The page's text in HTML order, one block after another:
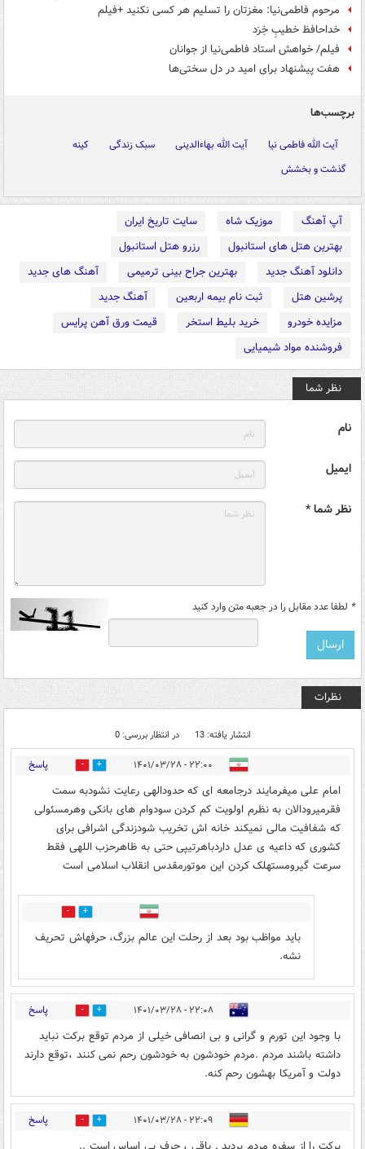
مرحوم فاطمی‌نیا: مغزتان را تسلیم هر کسی نکنید +فیلم
خداحافظ خطیبِ خِرَد
فیلم/ خواهش استاد فاطمی‌نیا از جوانان
هفت پیشنهاد برای امید در دل سختی‌ها
برچسب‌ها
آیت الله فاطمی نیا آیت الله بهاءالدینی سبک زندگی
کینه
گذشت و بخشش
آپ آهنگ موزیک شاه
سایت تاریخ ایران
بهترین هتل های استانبول
رزرو هتل استانبول
دانلود آهنگ جدید
بهترین جراح بینی ترمیمی
آهنگ های جدید
پرشین هتل
ثبت نام بیمه اربعین
آهنگ جدید
مزایده خودرو
خرید بلیط استخر
قیمت ورق آهن پرایس
فروشنده مواد شیمیایی
نظر شما
نام
ایمیل
نظر شما *
* لطفا عدد مقابل را در جعبه متن وارد کنید
نظرات
انتشار یافته: 13 در انتظار بررسی: 0
۲۲:۰۰ - ۱۴۰۱/۰۳/۲۸ 20 پاسخ
امام علی میفرمایند درجامعه ای که حدودالهی رعایت نشودبه سمت
فقرمیرودالان به نظرم اولویت کم کردن سودوام های بانکی وهرمسئولی
که شفافیت مالی نمیکند خانه اش تخریب شودزندگی اشرافی برای
کشوری که داعیه ی عدل داردباهرتیپی حتی به ظاهرحزب اللهی فقط
سرعت گیرومستهلک کردن این موتورمقدس انقلاب اسلامی است
0
باید مواظب بود بعد از رحلت این عالم بزرگ، حرفهاش تحریف
نشه.
۲۲:۰۸ - ۱۴۰۱/۰۳/۲۸ 9 پاسخ
با وجود این تورم و گرانی و بی انصافی خیلی از مردم توقع برکت نباید
داشته باشند مردم .مردم خودشون به خودشون رحم نمی کنند ،توقع دارند
دولت و آمریکا بهشون رحم کنه.
۲۲:۰۹ - ۱۴۰۱/۰۳/۲۸ 10 پاسخ